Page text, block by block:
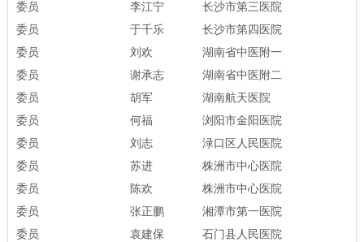
委员
李江宁
长沙市第三医院
委员
于千乐
长沙市第四医院
委员
刘欢
湖南省中医附一
委员
谢承志
湖南省中医附二
委员
胡军
湖南航天医院
委员
何福
浏阳市金阳医院
委员
刘志
渌口区人民医院
委员
苏进
株洲市中心医院
委员
陈欢
株洲市中心医院
委员
张正鹏
湘潭市第一医院
委员
袁建保
石门县人民医院